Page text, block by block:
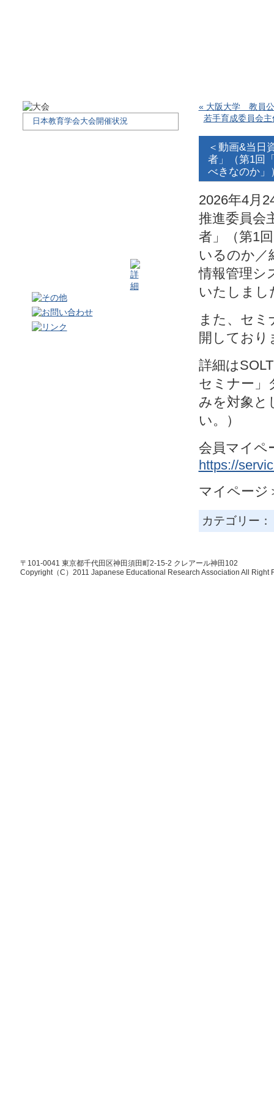
日本教育学会大会開催状況
« 大阪大学 教員公
若手育成委員会
＜動画&当日
者」（第1回
べきなのか」
2026年4月
推進委員会
者」（第1
いるのか／
情報管理シ
いたしまし
また、セミ
開しており
詳細は
セミナー」
みを対象と
い。）
会員マイペ
https://
マイページ
カテゴリー：
〒101-0041 東京都千代田区神田須田町2-15-2 クレアール神田102
Copyright（C）2011 Japanese Educational Research Association All Right